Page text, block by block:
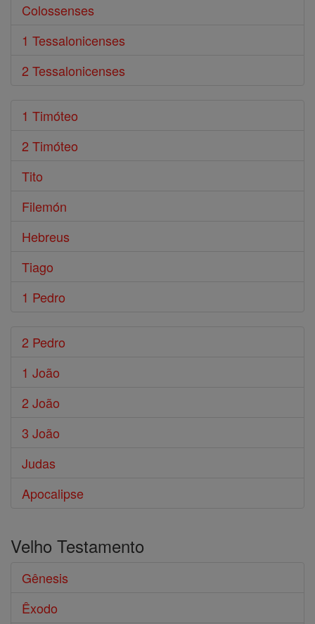
Colossenses
1 Tessalonicenses
2 Tessalonicenses
1 Timóteo
2 Timóteo
Tito
Filemón
Hebreus
Tiago
1 Pedro
2 Pedro
1 João
2 João
3 João
Judas
Apocalipse
Velho Testamento
Gênesis
Êxodo